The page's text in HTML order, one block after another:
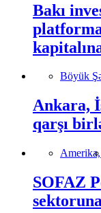
Bakı
Böyük
Ankara,
qarşı
Amerika,
SOFAZ